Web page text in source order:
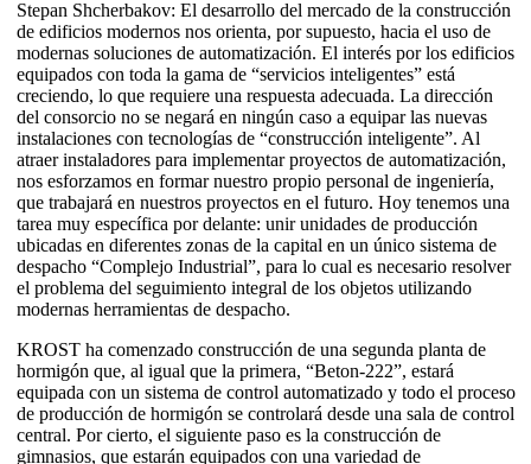
Stepan Shcherbakov: El desarrollo del mercado de la construcción
de edificios modernos nos orienta, por supuesto, hacia el uso de
modernas soluciones de automatización. El interés por los edificios
equipados con toda la gama de “servicios inteligentes” está
creciendo, lo que requiere una respuesta adecuada. La dirección
del consorcio no se negará en ningún caso a equipar las nuevas
instalaciones con tecnologías de “construcción inteligente”. Al
atraer instaladores para implementar proyectos de automatización,
nos esforzamos en formar nuestro propio personal de ingeniería,
que trabajará en nuestros proyectos en el futuro. Hoy tenemos una
tarea muy específica por delante: unir unidades de producción
ubicadas en diferentes zonas de la capital en un único sistema de
despacho “Complejo Industrial”, para lo cual es necesario resolver
el problema del seguimiento integral de los objetos utilizando
modernas herramientas de despacho.
KROST ha comenzado construcción de una segunda planta de
hormigón que, al igual que la primera, “Beton-222”, estará
equipada con un sistema de control automatizado y todo el proceso
de producción de hormigón se controlará desde una sala de control
central. Por cierto, el siguiente paso es la construcción de
gimnasios, que estarán equipados con una variedad de